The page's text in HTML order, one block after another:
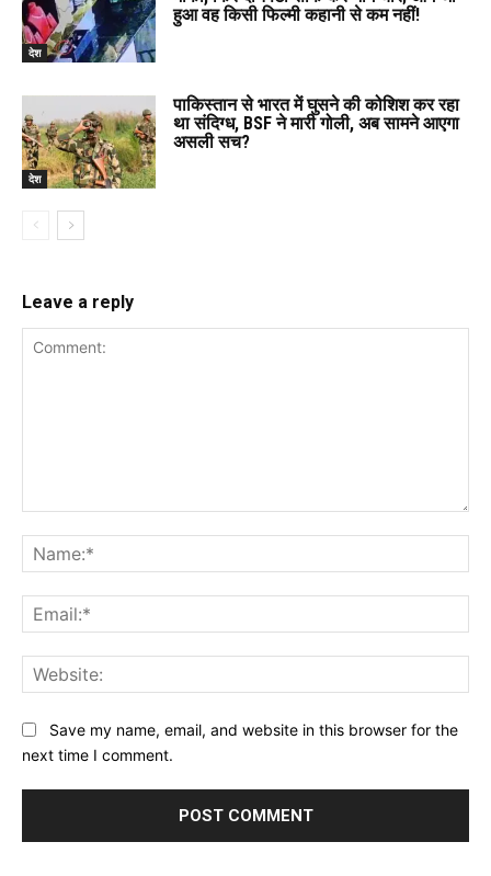
देश
हुआ वह किसी फिल्मी कहानी से कम नहीं!
देश
पाकिस्तान से भारत में घुसने की कोशिश कर रहा
था संदिग्ध, BSF ने मारी गोली, अब सामने आएगा
असली सच?
Leave a reply
Save my name, email, and website in this browser for the
next time I comment.